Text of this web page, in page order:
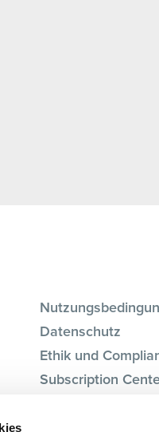
Datenschutz
Ethik und
Subscription